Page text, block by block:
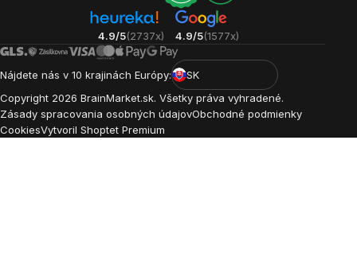
4.9/5(2737x) 4.9/5(1577x)
Nájdete nás v 10 krajinách Európy:
SK
Copyright 2026 BrainMarket.sk. Všetky práva vyhradené.
Zásady spracovania osobných údajovObchodné podmienky
CookiesVytvoril Shoptet Premium